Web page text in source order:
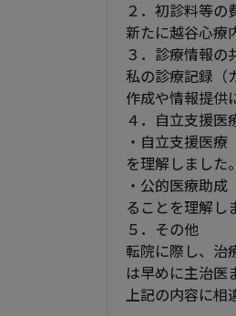
２．初診料等の
新たに越谷心療
３．診療情報の
私の診療記録（
作成や情報提供
４．自立支援医
・自立支援医
を理解しました
・公的医療助
ることを理解し
５．その他
転院に際し、治
は早めに主治医
上記の内容に相